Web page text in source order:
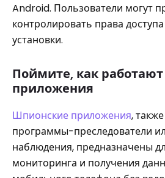
Android. Пользователи могут
контролировать права
установки.
Поймите, как
приложения
Шпионские приложения,
программы-преследователи
наблюдения, предназначены
мониторинга и получения